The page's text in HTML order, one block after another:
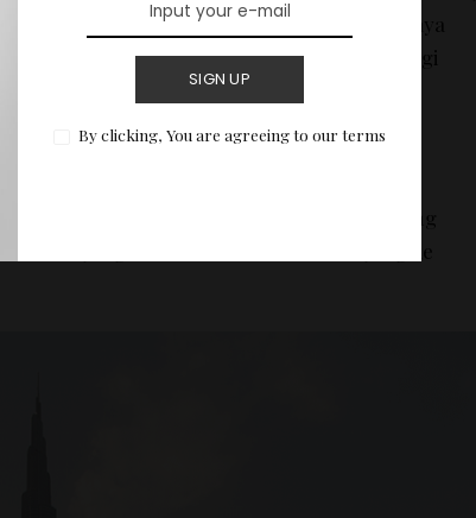
SIGN UP
By clicking, You are agreeing to our terms
yang dibutuhkan untuk ke lokasi tersebut. Saya
ya, Jika ada tempat yang ingin kamu kungjungi
tulis pada komentar.
berfoto di Burj Khalifa, Tempat ini sekarang
dikunjungi wisatawan ketika berkunjung ke